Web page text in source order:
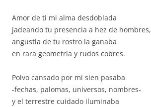
Amor de ti mi alma desdoblada
jadeando tu presencia a hez de hombres,
angustia de tu rostro la ganaba
en rara geometría y rudos cobres.
Polvo cansado por mi sien pasaba
-fechas, palomas, universos, nombres-
y el terrestre cuidado iluminaba